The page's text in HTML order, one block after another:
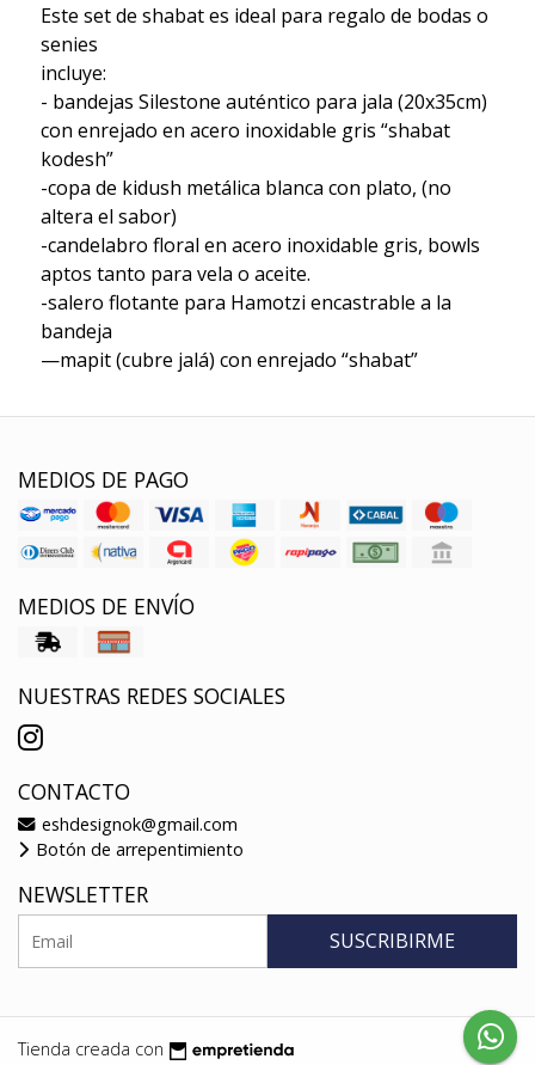
Este set de shabat es ideal para regalo de bodas o
senies
incluye:
- bandejas Silestone auténtico para jala (20x35cm)
con enrejado en acero inoxidable gris “shabat
kodesh”
-copa de kidush metálica blanca con plato, (no
altera el sabor)
-candelabro floral en acero inoxidable gris, bowls
aptos tanto para vela o aceite.
-salero flotante para Hamotzi encastrable a la
bandeja
—mapit (cubre jalá) con enrejado “shabat”
MEDIOS DE PAGO
MEDIOS DE ENVÍO
NUESTRAS REDES SOCIALES
CONTACTO
eshdesignok@gmail.com
Botón de arrepentimiento
NEWSLETTER
SUSCRIBIRME
Tienda creada con